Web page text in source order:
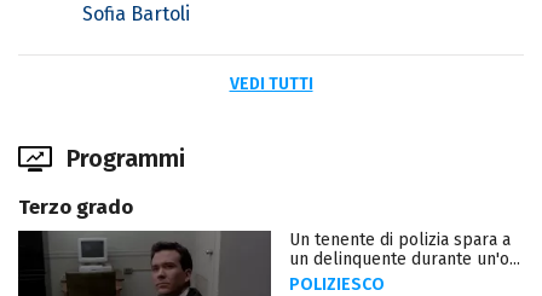
Sofia Bartoli
VEDI TUTTI
Programmi
Terzo grado
Un tenente di polizia spara a
un delinquente durante un'o...
POLIZIESCO